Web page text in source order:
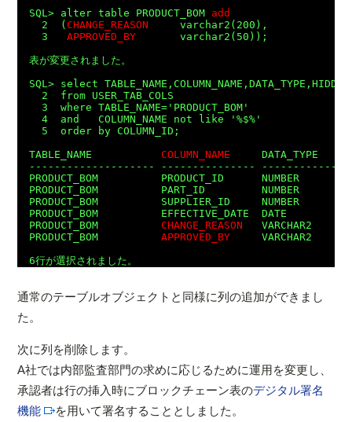
SQL> alter table PRODUCT_BOM add
  2  (
CHANGE_REASON
     varchar2(200),
  3
APPROVED_BY
       varchar2(50));
表が変更されました。
SQL> select
  2  from USER_TAB_COLS
  3  where TABLE_NAME='PRODUCT_BOM'
  4  and   COLUMN_NAME not like '%$%'
  5  order by COLUMN_ID;
TABLE_NAME COLUMN_NAME
DATA_TYPE
-------------------- ---------------
PRODUCT_BOM          PRODUCT_ID
PRODUCT_BOM          PART_ID         NUMBER
PRODUCT_BOM          SUPPLIER_ID
PRODUCT_BOM          EFFECTIVE_DATE  DATE
PRODUCT_BOM CHANGE_REASON
VARCHAR2
PRODUCT_BOM APPROVED_BY
VARCHAR2
通常のテーブルオブジェクトと同様に列の追加ができまし
た。
次に列を削除します。
A社では内部監査部門の求めに応じるために運用を変更し、
承認者は行の挿入時にブロックチェーン表のデジタル署名
機能
を用いて署名することとしました。